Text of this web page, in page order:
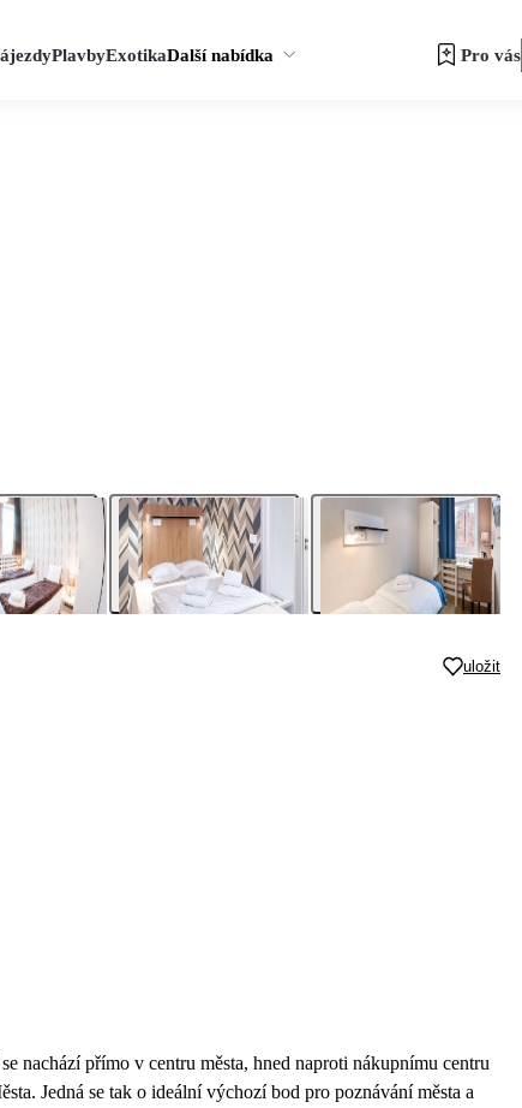
PlavbyExotikaDalší nabídka Pro vás
uložit
nachází přímo v centru města, hned naproti nákupnímu centru
Jedná se tak o ideální výchozí bod pro poznávání města a